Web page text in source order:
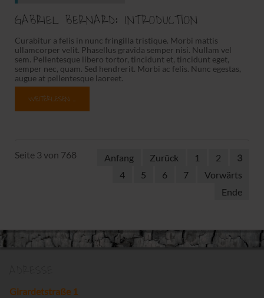
GABRIEL BERNARD: INTRODUCTION
Curabitur a felis in nunc fringilla tristique. Morbi mattis
ullamcorper velit. Phasellus gravida semper nisi. Nullam vel
sem. Pellentesque libero tortor, tincidunt et, tincidunt eget,
semper nec, quam. Sed hendrerit. Morbi ac felis. Nunc egestas,
augue at pellentesque laoreet.
WEITERLESEN …
Seite 3 von 768 Anfang Zurück 1 2
3
4
5 6 7
Vorwärts
Ende
Girardetstraße 1